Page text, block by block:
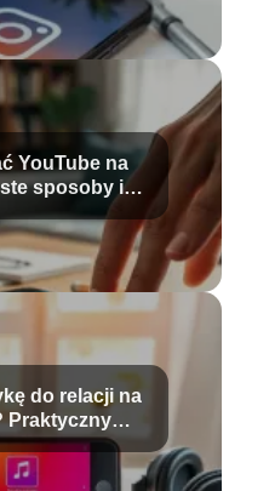
YouTube na
sposoby i
do relacji na
Praktyczny